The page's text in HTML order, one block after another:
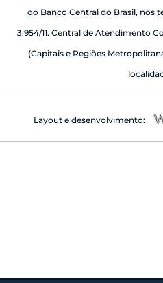
do Banco Central do Brasil, nos
3.954/11. Central de Atendimento
(Capitais e Regiões
Layout e desenvolvimento: